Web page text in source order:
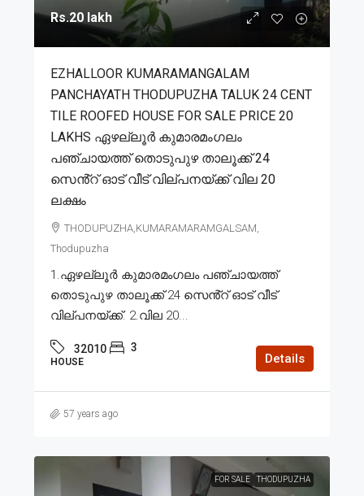
Rs.20 lakh
EZHALLOOR KUMARAMANGALAM
PANCHAYATH THODUPUZHA TALUK 24 CENT
TILE ROOFED HOUSE FOR SALE PRICE 20
LAKHS ഏഴല്ലൂർ കുമാരമംഗലം
പഞ്ചായത്ത് തൊടുപുഴ താലൂക്ക് 24
സെൻ്റ് ഓട് വീട് വില്പനയ്ക്ക് വില 20
ലക്ഷം
THODUPUZHA,KUMARAMARAMGALSAM,
Thodupuzha
1.ഏഴല്ലൂർ കുമാരമംഗലം പഞ്ചായത്ത്
തൊടുപുഴ താലൂക്ക് 24 സെൻ്റ് ഓട് വീട്
വില്പനയ്ക്ക്. 2.വില 20...
32010 3
HOUSE Details
57 years ago
FOR SALE THODUPUZHA